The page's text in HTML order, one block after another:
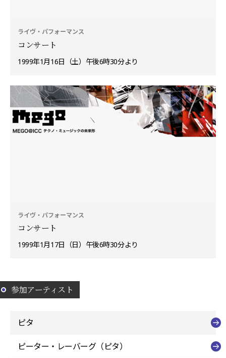
ライヴ・パフォーマンス
コンサート
1999年1月16日（土）午後6時30分より
ライヴ・パフォーマンス
コンサート
1999年1月17日（日）午後6時30分より
参加アーティスト
ピタ
ピーター・レーバーグ（ピタ）